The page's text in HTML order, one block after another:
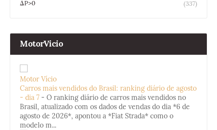
ΔP>0
(337)
MotorVicio
Motor Vício
Carros mais vendidos do Brasil: ranking diário de agosto
- dia 7 - O ranking diário de carros mais vendidos no
Brasil, atualizado com os dados de vendas do dia *6 de
agosto de 2026*, apontou a *Fiat Strada* como o
modelo m...